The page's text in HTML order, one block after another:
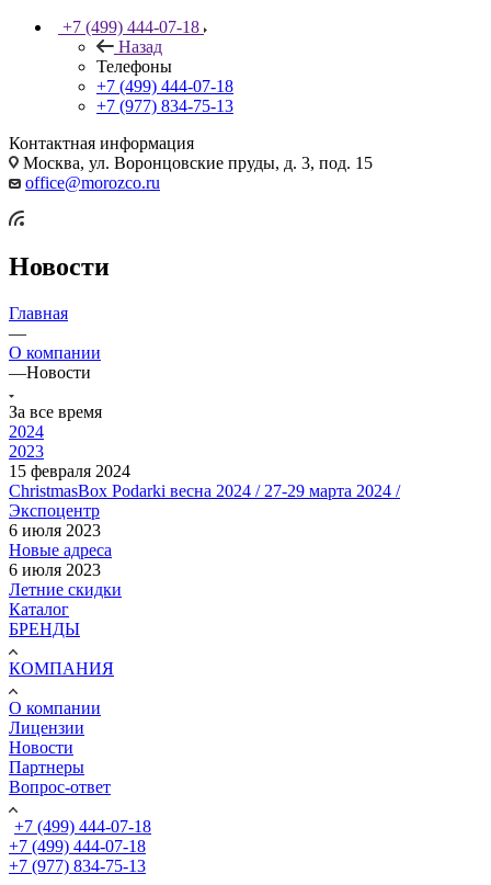
+7 (499) 444-07-18
Назад
Телефоны
+7 (499) 444-07-18
+7 (977) 834-75-13
Контактная информация
Москва, ул. Воронцовские пруды, д. 3, под. 15
office@morozco.ru
Новости
Главная
—
О компании
—Новости
За все время
2024
2023
15 февраля 2024
ChristmasBox Podarki весна 2024 / 27-29 марта 2024 /
Экспоцентр
6 июля 2023
Новые адреса
6 июля 2023
Летние скидки
Каталог
БРЕНДЫ
КОМПАНИЯ
О компании
Лицензии
Новости
Партнеры
Вопрос-ответ
+7 (499) 444-07-18
+7 (499) 444-07-18
+7 (977) 834-75-13